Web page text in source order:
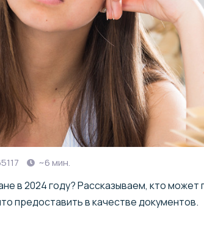
~6 мин.
в 2024 году? Рассказываем, кто
предоставить в качестве документов.